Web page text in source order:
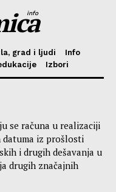
info
grad i ljudi
Info
Izbori
se računa u realizaciji
datuma iz prošlosti
i drugih dešavanja u
drugih značajnih